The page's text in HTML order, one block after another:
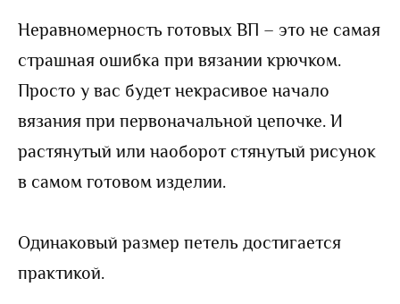
Неравномерность готовых ВП – это не самая
страшная ошибка при вязании крючком.
Просто у вас будет некрасивое начало
вязания при первоначальной цепочке. И
растянутый или наоборот стянутый рисунок
в самом готовом изделии.
Одинаковый размер петель достигается
практикой.